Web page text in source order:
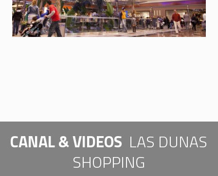
CANAL & VIDEOS LAS DUNAS
SHOPPING